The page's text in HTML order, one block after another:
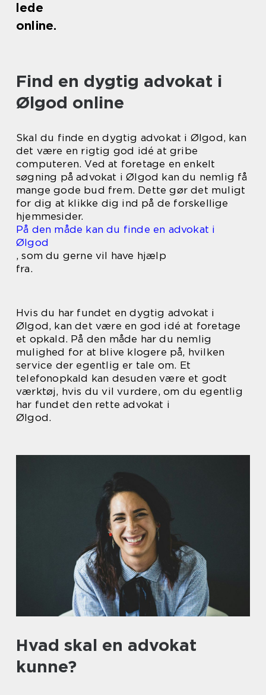
lede
online.
Find en dygtig advokat i
Ølgod online
Skal du finde en dygtig advokat i Ølgod, kan
det være en rigtig god idé at gribe
computeren. Ved at foretage en enkelt
søgning på advokat i Ølgod kan du nemlig få
mange gode bud frem. Dette gør det muligt
for dig at klikke dig ind på de forskellige
hjemmesider.
På den måde kan du finde en advokat i
Ølgod
, som du gerne vil have hjælp
fra.
Hvis du har fundet en dygtig advokat i
Ølgod, kan det være en god idé at foretage
et opkald. På den måde har du nemlig
mulighed for at blive klogere på, hvilken
service der egentlig er tale om. Et
telefonopkald kan desuden være et godt
værktøj, hvis du vil vurdere, om du egentlig
har fundet den rette advokat i
Ølgod.
Hvad skal en advokat
kunne?